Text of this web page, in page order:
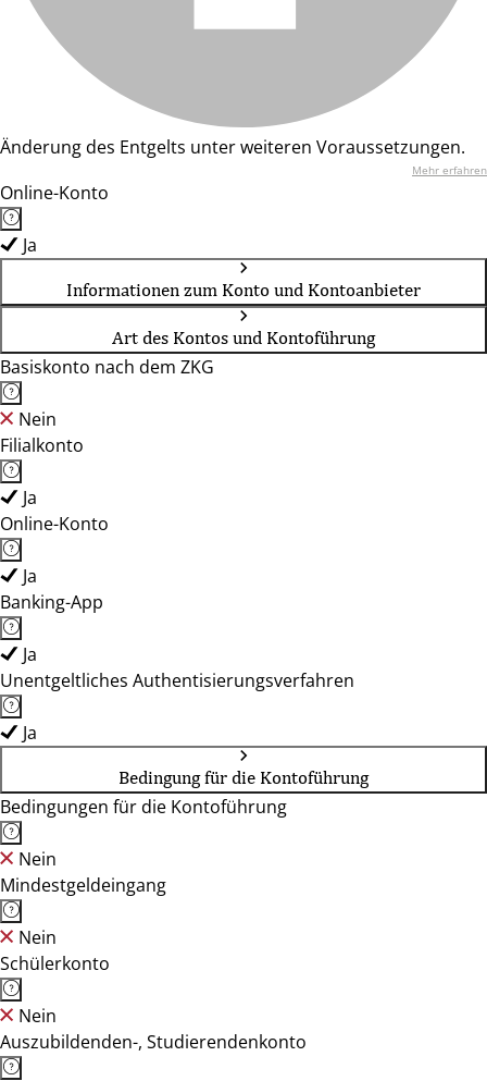
Änderung des Entgelts unter weiteren Voraussetzungen.
Mehr erfahren
Online-Konto
Ja
Informationen zum Konto und Kontoanbieter
Art des Kontos und Kontoführung
Basiskonto nach dem ZKG
Nein
Filialkonto
Ja
Online-Konto
Ja
Banking-App
Ja
Unentgeltliches Authentisierungsverfahren
Ja
Bedingung für die Kontoführung
Bedingungen für die Kontoführung
Nein
Mindestgeldeingang
Nein
Schülerkonto
Nein
Auszubildenden-, Studierendenkonto